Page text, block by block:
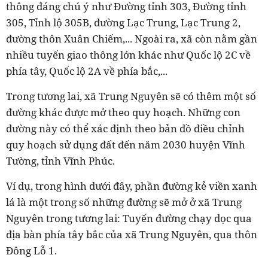
thông đáng chú ý như Đường tỉnh 303, Đường tỉnh
305, Tỉnh lộ 305B, đường Lạc Trung, Lạc Trung 2,
đường thôn Xuân Chiếm,... Ngoài ra, xã còn nằm gần
nhiều tuyến giao thông lớn khác như Quốc lộ 2C về
phía tây, Quốc lộ 2A về phía bắc,...
Trong tương lai, xã Trung Nguyên sẽ có thêm một số
đường khác được mở theo quy hoạch. Những con
đường này có thể xác định theo bản đồ điều chỉnh
quy hoạch sử dụng đất đến năm 2030 huyện Vĩnh
Tường, tỉnh Vĩnh Phúc.
Ví dụ, trong hình dưới đây, phần đường kẻ viền xanh
lá là một trong số những đường sẽ mở ở xã Trung
Nguyên trong tương lai: Tuyến đường chạy dọc qua
địa bàn phía tây bắc của xã Trung Nguyên, qua thôn
Đông Lỗ 1.